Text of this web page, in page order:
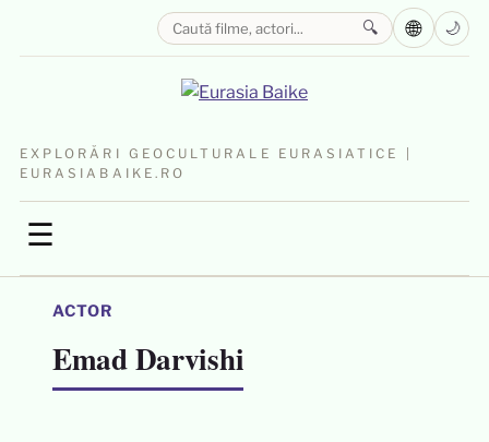
EXPLORĂRI GEOCULTURALE EURASIATICE |
EURASIABAIKE.RO
☰
🔍 🌐 🌙
ACTOR
Emad Darvishi